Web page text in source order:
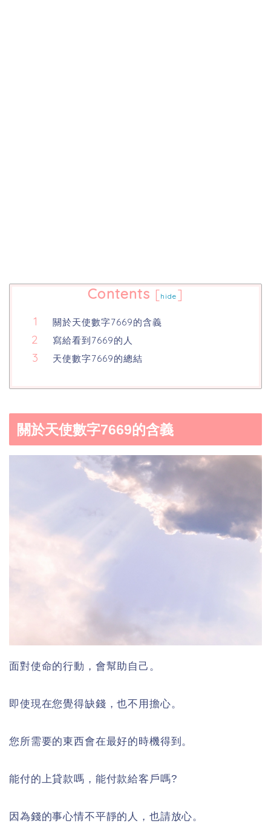
Contents [hide ]
關於天使數字7669的含義
寫給看到7669的人
天使數字7669的總結
關於天使數字7669的含義
面對使命的行動，會幫助自己。
即使現在您覺得缺錢，也不用擔心。
您所需要的東西會在最好的時機得到。
能付的上貸款嗎，能付款給客戶嗎?
因為錢的事心情不平靜的人，也請放心。